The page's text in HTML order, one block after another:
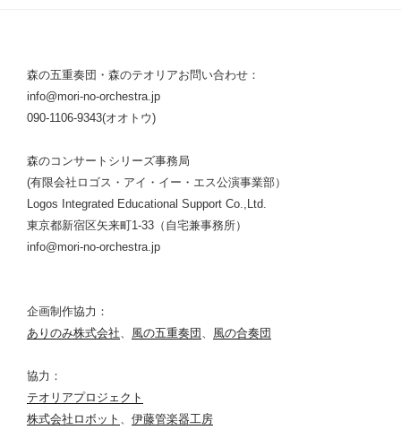
森の五重奏団・森のテオリアお問い合わせ：
info@mori-no-orchestra.jp
090-1106-9343(オオトウ)
森のコンサートシリーズ事務局
(有限会社ロゴス・アイ・イー・エス公演事業部）
Logos Integrated Educational Support Co.,Ltd.
東京都新宿区矢来町1-33（自宅兼事務所）
info@mori-no-orchestra.jp
企画制作協力：
ありのみ株式会社
風の五重奏団 風の合奏団
協力：
テオリアプロジェクト
株式会社ロボット
伊藤管楽器工房